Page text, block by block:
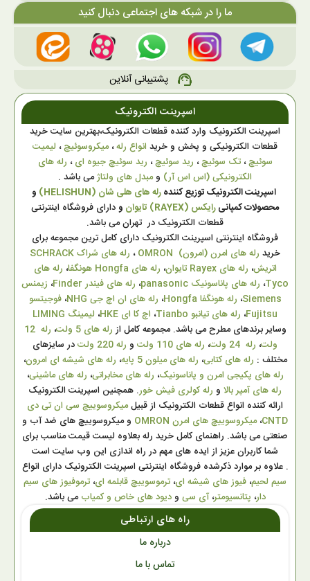
ما را در شبکه های اجتماعی دنبال کنید
support_agent
پشتیبانی آنلاین
اسپرینت الکترونیک
اسپرینت الکترونیک وارد کننده قطعات الکترونیک،بهترین سایت خرید
قطعات الکترونیکی و پخش و خرید انواع رله،میکروسوئیچ، لیمیت
سوئیچ،تک سوئیچ، رید سوئیچ، رید سوئیچ جیوه ای، رله های
الکترونیکی (اس اس آر) ومبدل های ولتاژمی باشد .
اسپرینت الکترونیک توزیع کنندهرله های هلی شان (HELISHUN)
و
محصولات کمپانیرایکس (RAYEX) تایوان ودارای فروشگاه اینترنتی
قطعات الکترونیک در تهران می باشد.
فروشگاه اینترنتی اسپرینت الکترونیک دارای کامل ترین مجموعه برای
خرید رله های امرن (امرون) OMRON ،
رله های شراک SCHRACK
اتریش، رله های Rayex تایوان ، رله های Hongfa هونگفا ، رله های
Tyco، رله های پاناسونیک panasonic ، رله های فیندر Finder ، زیمنس
Siemens، رله هونگفا Hongfa ، رله های ان اچ جی NHG ،فوجیتسو
Fujitsu، رله های تیانبو Tianbo ، اچ کا ای HKE ، لیمینگ LIMING
وسایر برندهای مطرح می باشد. مجموعه کامل از رله های 5 ولت ،
رله 12
ولت، رله 24 ولت ، رله های 110 ولت و رله 220 ولت
در سایزهای
مختلف : رله های کتابی، رله های میلون 5 پایه ، رله های شیشه ای امرون،
رله های پکیجی امرن و پاناسونیک، رله های مخابراتی، رله های ماشینی،
رله های آمپر بالا و رله کولری فیش خور. همچنین اسپرینت الکترونیک
ارائه کننده انواع قطعات الکترونیک از قبیلمیکروسوییچ سی ان تی دی
CNTD،میکروسوییچ های امرن OMRON
و میکروسوییچ های ضد آب و
صنعتی می باشد. راهنمای کامل خرید رله بعلاوه لیست قیمت مناسب برای
شما کاربران عزیز از ایده های مهم در راه اندازی این وب سایت است
. علاوه بر موارد ذکرشده فروشگاه اینترنتی اسپرینت الکترونیک دارای انواع
سیم لحیم، فیوز های شیشه ای، ترموسوییچ قابلمه ای، ترموفیوز های سیم
دار، پتانسیومتر،آی سی ودیود های خاص و کمیابمی باشد.
راه های ارتباطی
درباره ما
تماس با ما